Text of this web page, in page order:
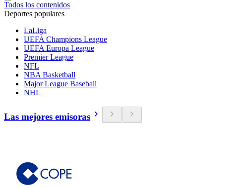
Todos los contenidos
Deportes populares
LaLiga
UEFA Champions League
UEFA Europa League
Premier League
NFL
NBA Basketball
Major League Baseball
NHL
Las mejores emisoras